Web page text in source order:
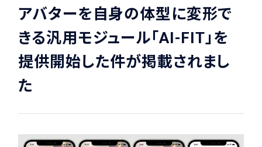
アバターを自身の体型に変形で
きる汎用モジュール「AI-FIT」を
提供開始した件が掲載されまし
た